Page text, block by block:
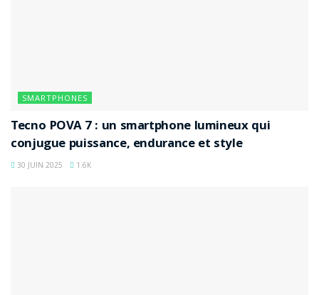
SMARTPHONES
Tecno POVA 7 : un smartphone lumineux qui
conjugue puissance, endurance et style
30 JUIN 2025 1.6K